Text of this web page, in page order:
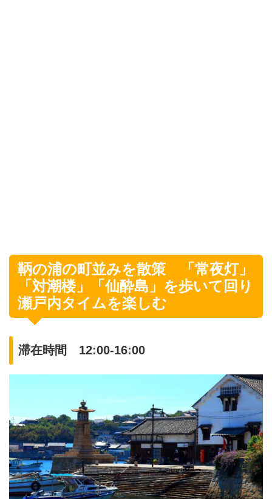
鞆の浦の町並みを散策 「常夜灯」
「対潮楼」「仙酔島」を歩いて回り
瀬戸内タイムを楽しむ
滞在時間 12:00-16:00